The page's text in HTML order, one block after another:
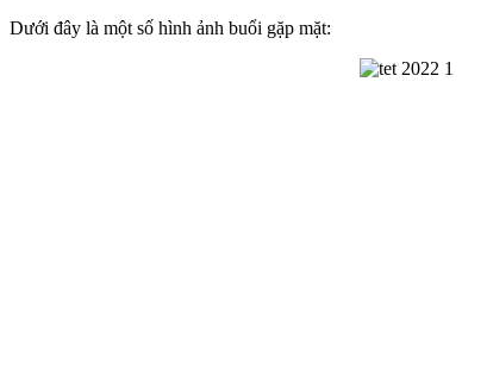
Dưới đây là một số hình ảnh buổi gặp mặt: